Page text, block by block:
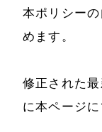
本ポリシー
めます。
修正された
に本ページに